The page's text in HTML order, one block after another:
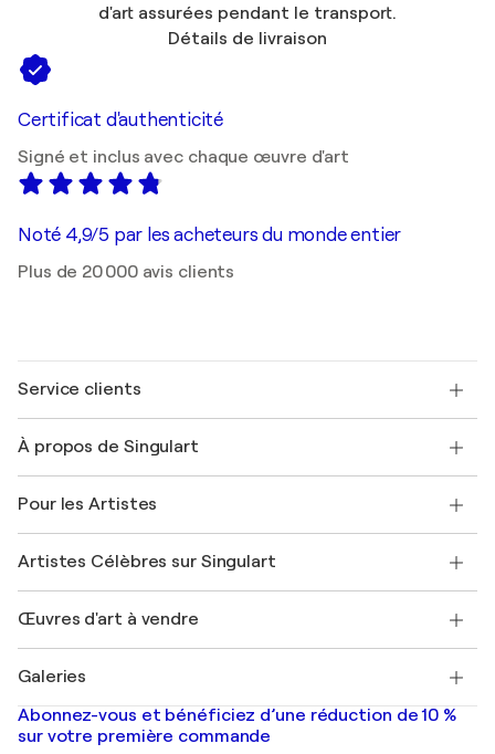
d'art assurées pendant le transport.
Détails de livraison
Certificat d'authenticité
Signé et inclus avec chaque œuvre d'art
Noté 4,9/5 par les acheteurs du monde entier
Plus de 20 000 avis clients
Service clients
Expédition
Offrir une carte cadeau
Rejoignez notre programme commercial
Mon compte
+33 1 76 44 06 42
À propos de Singulart
FAQ
Magazine Singulart
Emplois
Découvrez une sélection d'art original
Pour les Artistes
Se connecter en tant qu'Artiste
Artistes Célèbres sur Singulart
Marc Chagall
Banksy
Mr. Brainwash
Shepard Fairey
Œuvres d'art à vendre
Tableaux abstraits à vendre
Peintures de paysage
Estampes
Galeries
Galeries d'art en France
Galeries d'art en Belgique
Abonnez-vous et bénéficiez d’une réduction de 10 %
sur votre première commande